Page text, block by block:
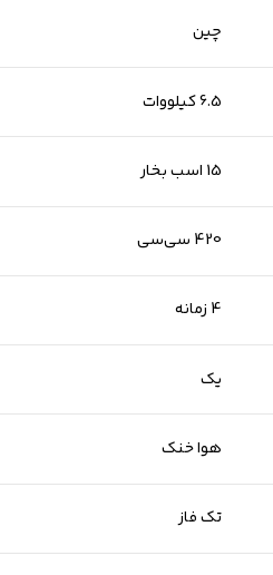
چین
6.5 کیلووات
15 اسب بخار
420 سی‌سی
4 زمانه
یک
هوا خنک
تک فاز